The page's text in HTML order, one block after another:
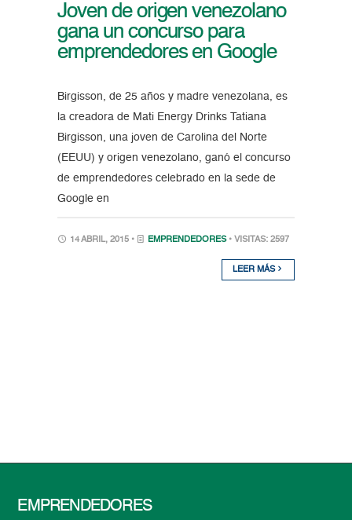
Joven de origen venezolano
gana un concurso para
emprendedores en Google
Birgisson, de 25 años y madre venezolana, es
la creadora de Mati Energy Drinks Tatiana
Birgisson, una joven de Carolina del Norte
(EEUU) y origen venezolano, ganó el concurso
de emprendedores celebrado en la sede de
Google en
14 ABRIL, 2015 • EMPRENDEDORES • VISITAS: 2597
LEER MÁS
EMPRENDEDORES